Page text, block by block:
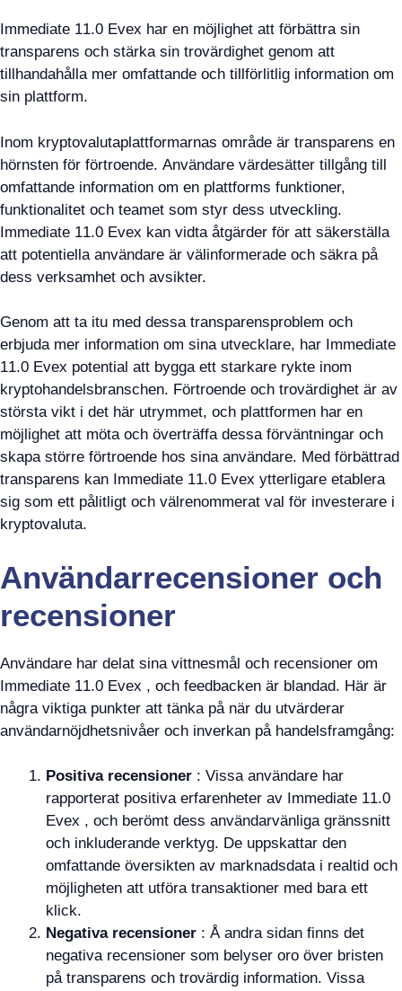
Immediate 11.0 Evex har en möjlighet att förbättra sin
transparens och stärka sin trovärdighet genom att
tillhandahålla mer omfattande och tillförlitlig information om
sin plattform.
Inom kryptovalutaplattformarnas område är transparens en
hörnsten för förtroende. Användare värdesätter tillgång till
omfattande information om en plattforms funktioner,
funktionalitet och teamet som styr dess utveckling.
Immediate 11.0 Evex kan vidta åtgärder för att säkerställa
att potentiella användare är välinformerade och säkra på
dess verksamhet och avsikter.
Genom att ta itu med dessa transparensproblem och
erbjuda mer information om sina utvecklare, har Immediate
11.0 Evex potential att bygga ett starkare rykte inom
kryptohandelsbranschen. Förtroende och trovärdighet är av
största vikt i det här utrymmet, och plattformen har en
möjlighet att möta och överträffa dessa förväntningar och
skapa större förtroende hos sina användare. Med förbättrad
transparens kan Immediate 11.0 Evex ytterligare etablera
sig som ett pålitligt och välrenommerat val för investerare i
kryptovaluta.
Användarrecensioner och
recensioner
Användare har delat sina vittnesmål och recensioner om
Immediate 11.0 Evex , och feedbacken är blandad. Här är
några viktiga punkter att tänka på när du utvärderar
användarnöjdhetsnivåer och inverkan på handelsframgång:
Positiva recensioner : Vissa användare har
rapporterat positiva erfarenheter av Immediate 11.0
Evex , och berömt dess användarvänliga gränssnitt
och inkluderande verktyg. De uppskattar den
omfattande översikten av marknadsdata i realtid och
möjligheten att utföra transaktioner med bara ett
klick.
Negativa recensioner : Å andra sidan finns det
negativa recensioner som belyser oro över bristen
på transparens och trovärdig information. Vissa